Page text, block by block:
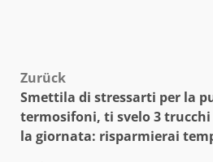
Beitragsnavigation
Zurück
Smettila di stressarti per la
termosifoni, ti svelo 3
la giornata: risparmierai